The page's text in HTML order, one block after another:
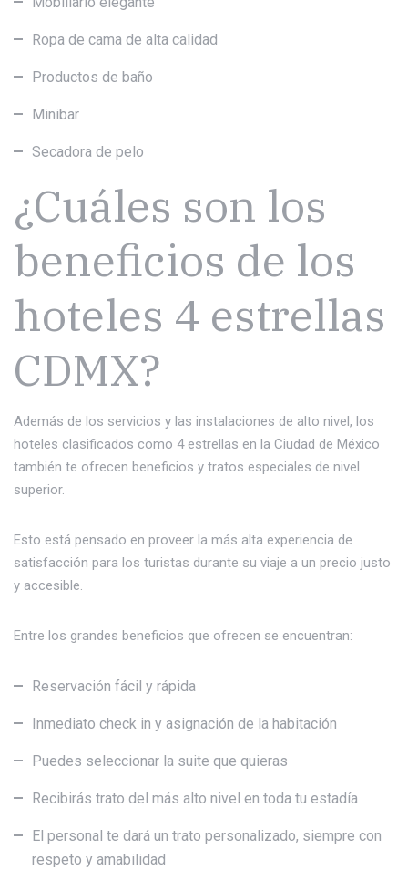
Ropa de cama de alta calidad
Productos de baño
Minibar
Secadora de pelo
¿Cuáles son los
beneficios de los
hoteles 4 estrellas
CDMX?
Además de los servicios y las instalaciones de alto nivel, los
hoteles clasificados como 4 estrellas en la Ciudad de México
también te ofrecen beneficios y tratos especiales de nivel
superior.
Esto está pensado en proveer la más alta experiencia de
satisfacción para los turistas durante su viaje a un precio justo
y accesible.
Entre los grandes beneficios que ofrecen se encuentran:
Reservación fácil y rápida
Inmediato check in y asignación de la habitación
Puedes seleccionar la suite que quieras
Recibirás trato del más alto nivel en toda tu estadía
El personal te dará un trato personalizado, siempre con
respeto y amabilidad